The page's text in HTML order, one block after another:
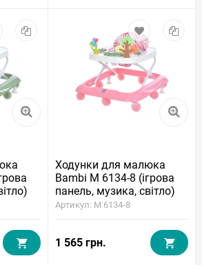
Ходунки для малюка
Bambi M 6134-8 (ігрова
панель, музика, світло)
Артикул: M 6134-8
1 565 грн.